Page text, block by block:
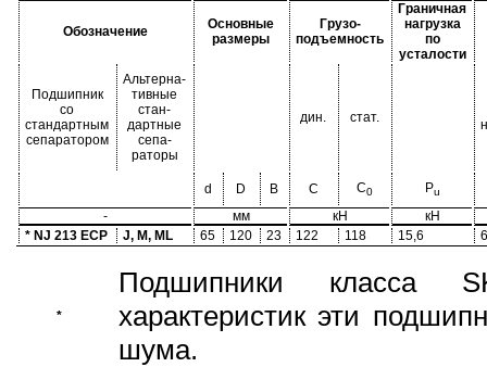
Обозначение
Основные
размеры
Грузо-
подъемность
Граничная
нагрузка
по
усталости
Подшипник
со
стандартным
сепаратором
Альтерна-
тивные
стан-
дартные
сепа-
раторы
дин. стат.
d D B C C0 Pu
- мм кН
кН
* NJ 213 ECP
J, M, ML 65 120 23 122 118 15,6
*
Подшипники класса
характеристик эти
шума.